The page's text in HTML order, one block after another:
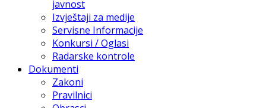
javnost
Izvještaji za medije
Servisne Informacije
Konkursi / Oglasi
Radarske kontrole
Dokumenti
Zakoni
Pravilnici